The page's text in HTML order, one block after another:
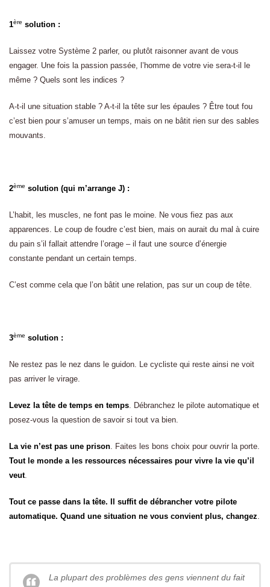
1ère solution :
Laissez votre Système 2 parler, ou plutôt raisonner avant de vous
engager. Une fois la passion passée, l’homme de votre vie sera-t-il le
même ? Quels sont les indices ?
A-t-il une situation stable ? A-t-il la tête sur les épaules ? Être tout fou
c’est bien pour s’amuser un temps, mais on ne bâtit rien sur des sables
mouvants.
2ème solution (qui m’arrange J) :
L’habit, les muscles, ne font pas le moine. Ne vous fiez pas aux
apparences. Le coup de foudre c’est bien, mais on aurait du mal à cuire
du pain s’il fallait attendre l’orage – il faut une source d’énergie
constante pendant un certain temps.
C’est comme cela que l’on bâtit une relation, pas sur un coup de tête.
3ème solution :
Ne restez pas le nez dans le guidon. Le cycliste qui reste ainsi ne voit
pas arriver le virage.
Levez la tête de temps en temps. Débranchez le pilote automatique et
posez-vous la question de savoir si tout va bien.
La vie n’est pas une prison. Faites les bons choix pour ouvrir la porte.
Tout le monde a les ressources nécessaires pour vivre la vie qu’il
veut.
Tout ce passe dans la tête. Il suffit de débrancher votre pilote
automatique. Quand une situation ne vous convient plus, changez.
La plupart des problèmes des gens viennent du fait